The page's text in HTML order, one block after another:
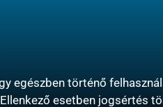
egészben történő
esetben jogsértés